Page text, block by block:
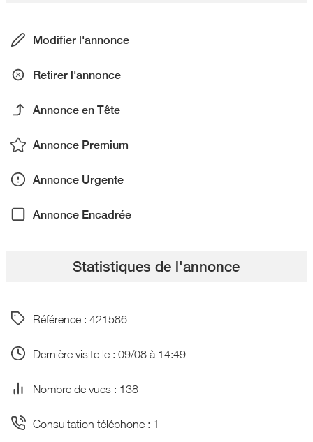
Modifier l'annonce
Retirer l'annonce
Annonce en Tête
Annonce Premium
Annonce Urgente
Annonce Encadrée
Statistiques de l'annonce
Référence : 421586
Dernière visite le : 09/08 à 14:49
Nombre de vues : 138
Consultation téléphone : 1